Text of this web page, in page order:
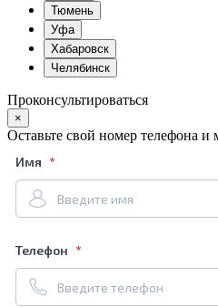
Тюмень
Уфа
Хабаровск
Челябинск
Проконсультироваться
×
Оставьте свой номер телефона
Имя
Телефон